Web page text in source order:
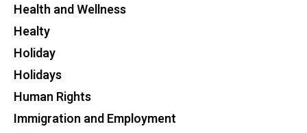
Health and Wellness
Healty
Holiday
Holidays
Human Rights
Immigration and Employment